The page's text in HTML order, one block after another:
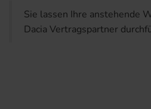
Sie lassen Ihre anstehende
Dacia Vertragspartner